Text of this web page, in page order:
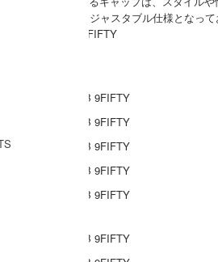
ルの9FIFTY、アジャスタブル仕様となっ
x NEW ERA B 9FIFTY